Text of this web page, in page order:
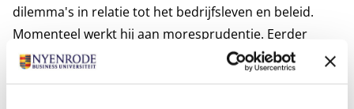
dilemma's in relatie tot het bedrijfsleven en beleid.
Momenteel werkt hij aan moresprudentie. Eerder
werkte Van Baardewijk aan de Vrije Universiteit als